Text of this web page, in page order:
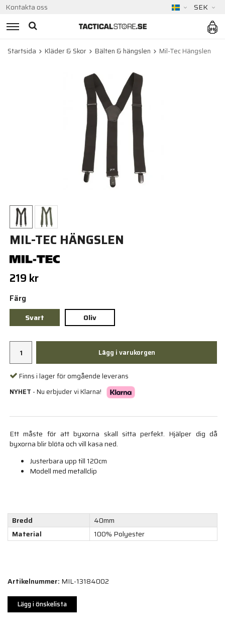
Kontakta oss SEK
Startsida Kläder & Skor Bälten & hängslen Mil-Tec Hängslen
MIL-TEC HÄNGSLEN
219 kr
Färg
Svart Oliv
Lägg i varukorgen
Finns i lager för omgående leverans
NYHET - Nu erbjuder vi Klarna!
Ett måste för att byxorna skall sitta perfekt. Hjälper dig då
byxorna blir blöta och vill kasa ned.
Justerbara upp till 120cm
Modell med metallclip
Bredd
40mm
Material
100% Polyester
Artikelnummer: MIL-13184002
Lägg i önskelista